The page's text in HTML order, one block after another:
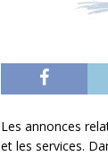
Les annonces
et les services.